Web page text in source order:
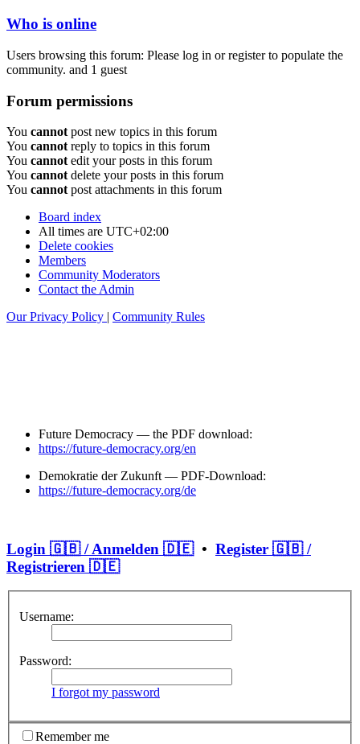
Who is online
Users browsing this forum: Please log in or register to populate the
community. and 1 guest
Forum permissions
You cannot post new topics in this forum
You cannot reply to topics in this forum
You cannot edit your posts in this forum
You cannot delete your posts in this forum
You cannot post attachments in this forum
Board index
All times are UTC+02:00
Delete cookies
Members
Community Moderators
Contact the Admin
Our Privacy Policy | Community Rules
Future Democracy — the PDF download:
https://future-democracy.org/en
Demokratie der Zukunft — PDF-Download:
https://future-democracy.org/de
Login 🇬🇧 / Anmelden 🇩🇪• Register 🇬🇧 /
Registrieren 🇩🇪
Username:
Password:
I forgot my password
Remember me